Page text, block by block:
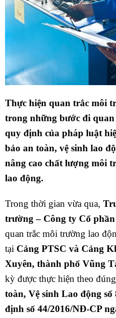
Thực hiện quan trắc môi
trong những bước đi
quy định của pháp luật
bảo an toàn, vệ sinh lao
nâng cao chất lượng môi
lao động.
Trong thời gian vừa qua,
trường – Công ty Cổ
quan trắc môi trường lao
tại Cảng PTSC và Cảng
Xuyên, thành phố Vũng
kỳ được thực hiện theo
toàn, Vệ sinh Lao động số
định số 44/2016/NĐ-CP